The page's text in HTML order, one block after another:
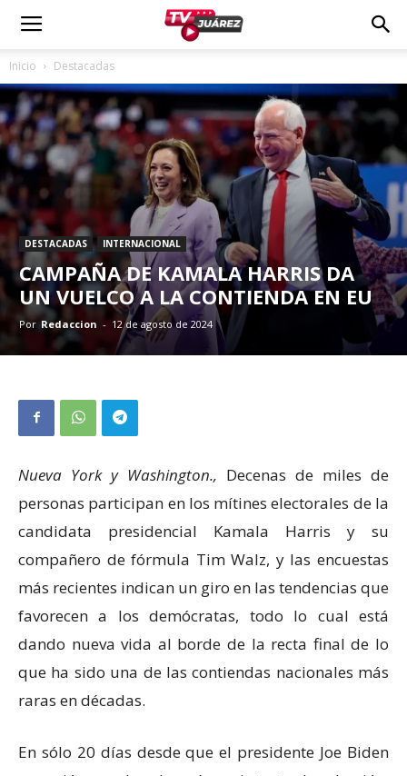
Inicio Destacadas
DESTACADAS INTERNACIONAL
CAMPAÑA DE KAMALA HARRIS DA
UN VUELCO A LA CONTIENDA EN EU
Por Redaccion - 12 de agosto de 2024
Nueva York y Washington., Decenas de miles de
personas participan en los mítines electorales de la
candidata presidencial Kamala Harris y su
compañero de fórmula Tim Walz, y las encuestas
más recientes indican un giro en las tendencias que
favorecen a los demócratas, todo lo cual está
dando nueva vida al borde de la recta final de lo
que ha sido una de las contiendas nacionales más
raras en décadas.
En sólo 20 días desde que el presidente Joe Biden